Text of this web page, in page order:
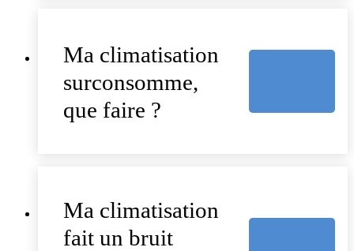
Ma climatisation
surconsomme,
que faire ?
Ma climatisation
fait un bruit